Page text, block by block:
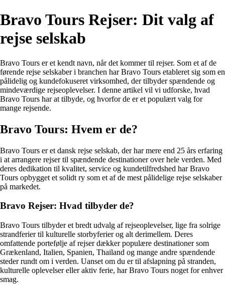
Bravo Tours Rejser: Dit valg af
rejse selskab
Bravo Tours er et kendt navn, når det kommer til rejser. Som et af de
førende rejse selskaber i branchen har Bravo Tours etableret sig som en
pålidelig og kundefokuseret virksomhed, der tilbyder spændende og
mindeværdige rejseoplevelser. I denne artikel vil vi udforske, hvad
Bravo Tours har at tilbyde, og hvorfor de er et populært valg for
mange rejsende.
Bravo Tours: Hvem er de?
Bravo Tours er et dansk rejse selskab, der har mere end 25 års erfaring
i at arrangere rejser til spændende destinationer over hele verden. Med
deres dedikation til kvalitet, service og kundetilfredshed har Bravo
Tours opbygget et solidt ry som et af de mest pålidelige rejse selskaber
på markedet.
Bravo Rejser: Hvad tilbyder de?
Bravo Tours tilbyder et bredt udvalg af rejseoplevelser, lige fra solrige
strandferier til kulturelle storbyferier og alt derimellem. Deres
omfattende portefølje af rejser dækker populære destinationer som
Grækenland, Italien, Spanien, Thailand og mange andre spændende
steder rundt om i verden. Uanset om du er til afslapning på stranden,
kulturelle oplevelser eller aktiv ferie, har Bravo Tours noget for enhver
smag.